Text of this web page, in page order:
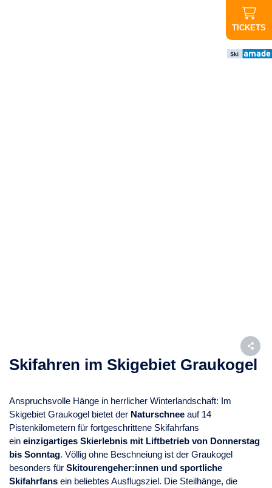
TICKETS
Skifahren im Skigebiet Graukogel
Anspruchsvolle Hänge in herrlicher Winterlandschaft: Im
Skigebiet Graukogel bietet der Naturschnee auf 14
Pistenkilometern für fortgeschrittene Skifahrfans
ein einzigartiges Skierlebnis mit Liftbetrieb von Donnerstag
bis Sonntag. Völlig ohne Beschneiung ist der Graukogel
besonders für Skitourengeher:innen und sportliche
Skifahrfans ein beliebtes Ausflugsziel. Die Steilhänge, die